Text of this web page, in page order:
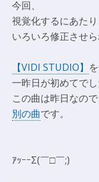
今回、
視覚化するにあたり
いろいろ修正させ
【VIDI STUDIO】
一昨日が初めてでし
この曲は昨日なので
別の曲です。
ｱｯｰｰΣ(￣□￣;)